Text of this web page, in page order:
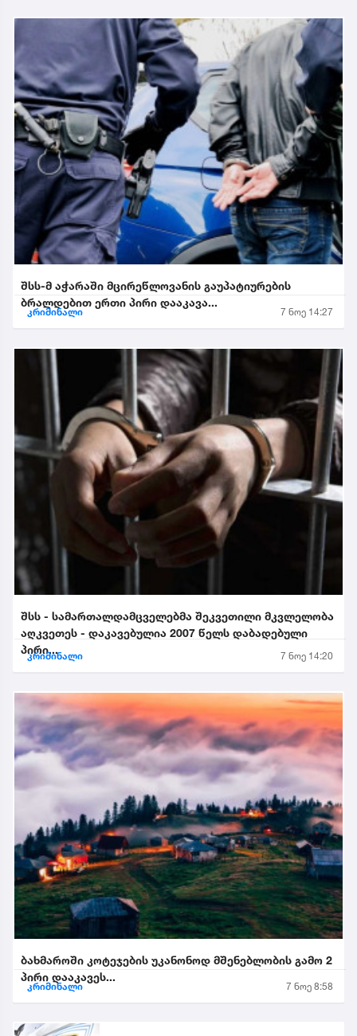
შსს-მ აჭარაში მცირეწლოვანის გაუპატიურების
ბრალდებით ერთი პირი დააკავა...
კრიმინალი 7 ნოე 14:27
შსს - სამართალდამცველებმა შეკვეთილი მკვლელობა
აღკვეთეს - დაკავებულია 2007 წელს დაბადებული
პირი...
კრიმინალი 7 ნოე 14:20
ბახმაროში კოტეჯების უკანონოდ მშენებლობის გამო 2
პირი დააკავეს...
კრიმინალი 7 ნოე 8:58